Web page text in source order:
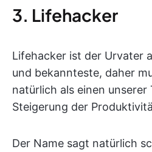
3. Lifehacker
Lifehacker ist der Urvater
und bekannteste, daher
natürlich als einen unserer
Steigerung der
Der Name sagt natürlich